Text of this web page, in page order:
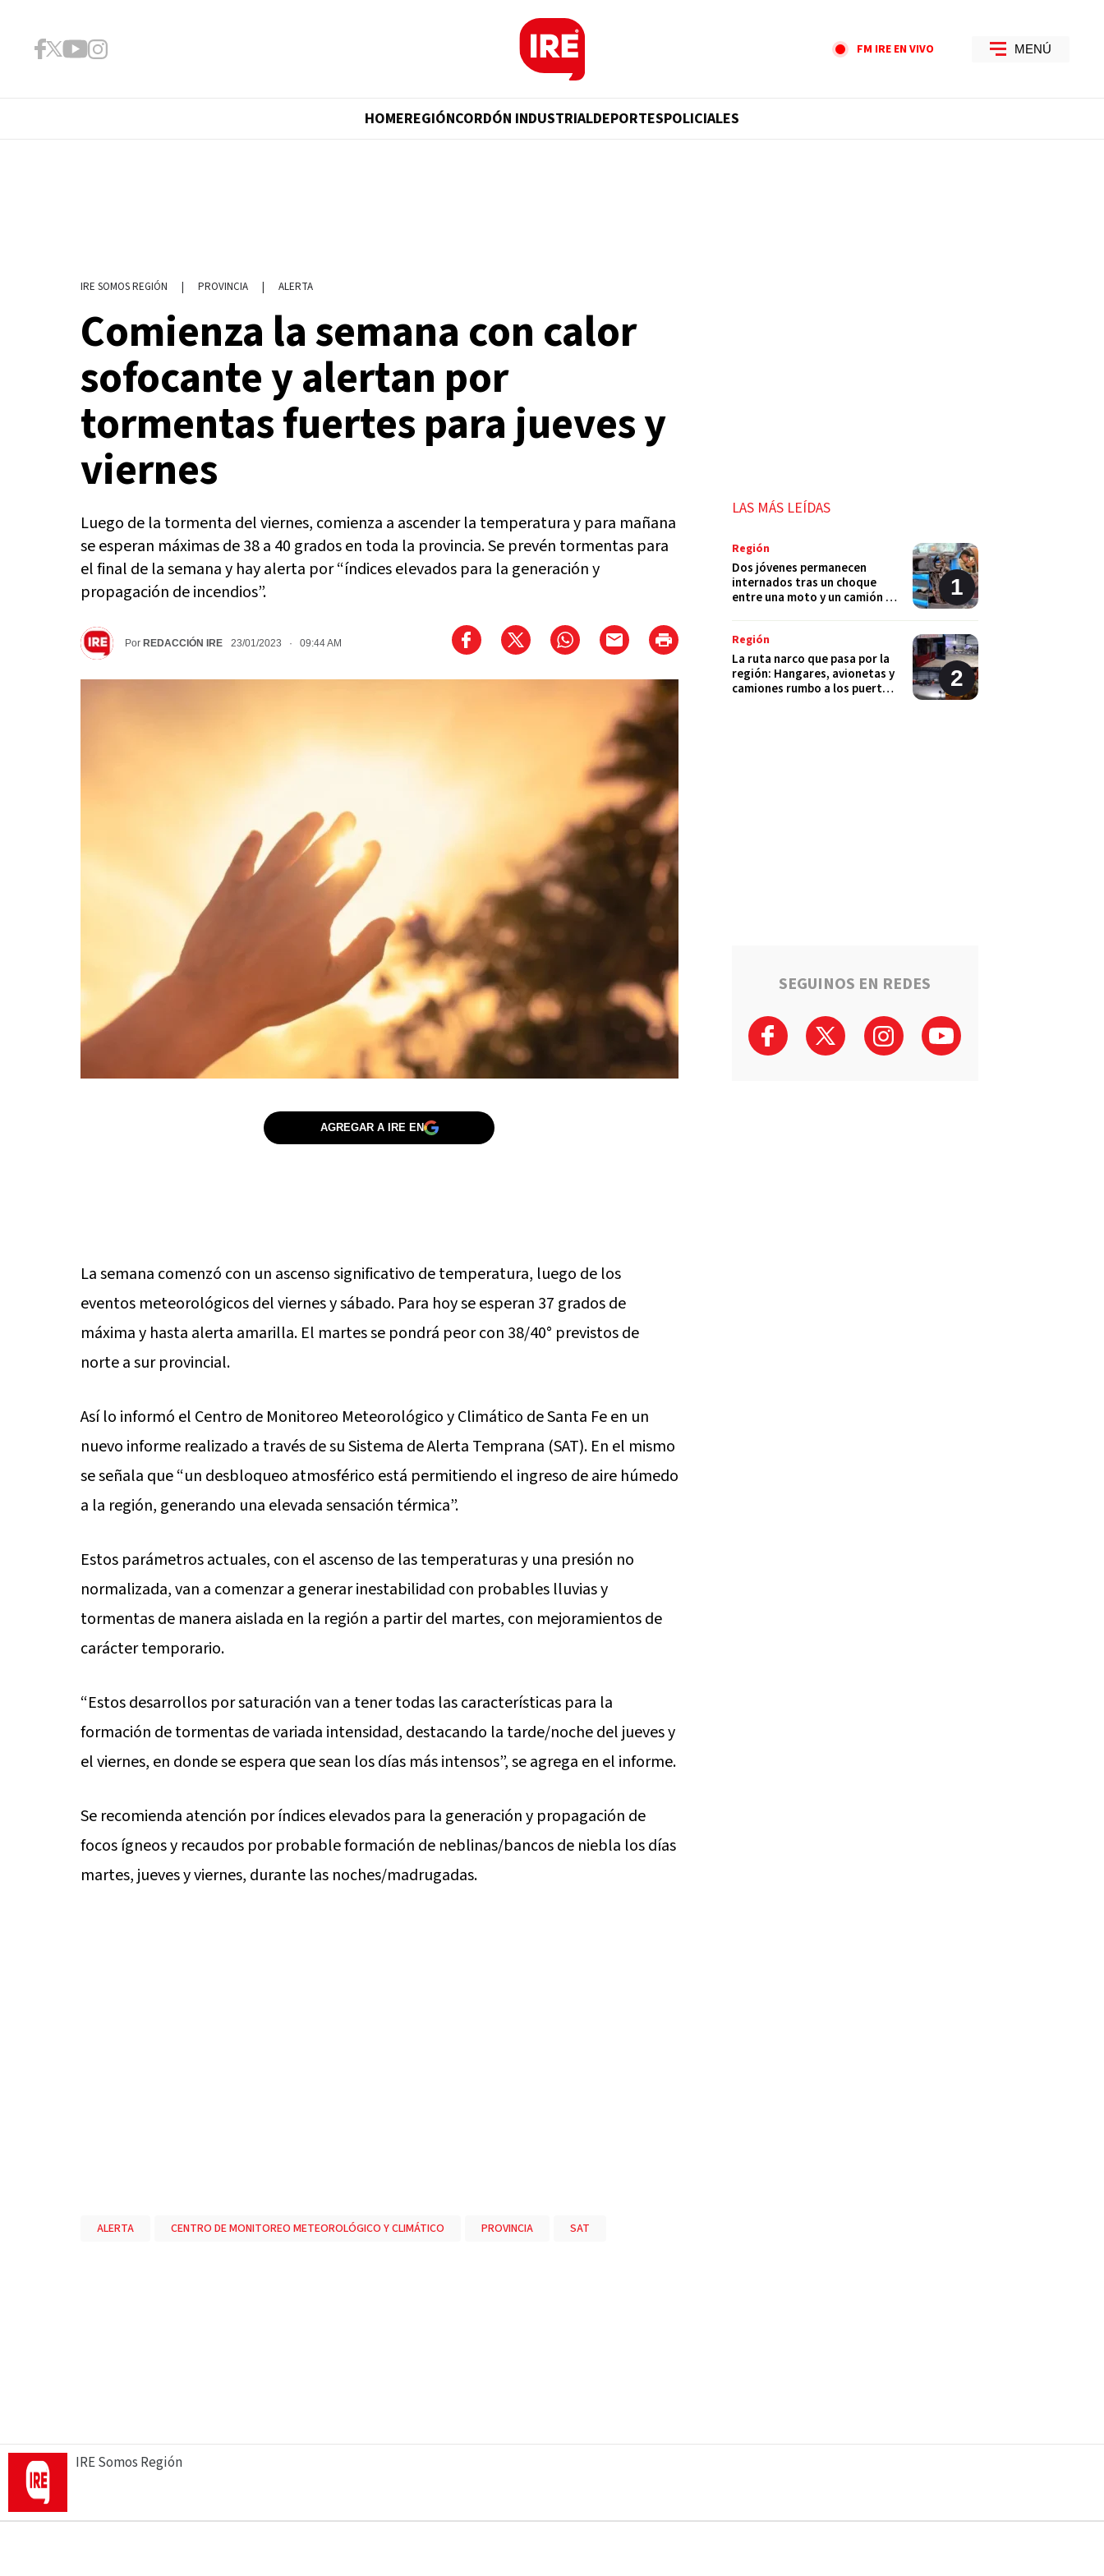
FM IRE EN VIVO MENÚ
HOMEREGIÓNCORDÓN INDUSTRIALDEPORTESPOLICIALES
IRE SOMOS REGIÓN | PROVINCIA | ALERTA
Comienza la semana con calor
sofocante y alertan por
tormentas fuertes para jueves y
viernes
Luego de la tormenta del viernes, comienza a ascender la temperatura y para mañana
se esperan máximas de 38 a 40 grados en toda la provincia. Se prevén tormentas para
el final de la semana y hay alerta por “índices elevados para la generación y
propagación de incendios”.
Por REDACCIÓN IRE 23/01/2023 · 09:44 AM
AGREGAR A IRE EN
La semana comenzó con un ascenso significativo de temperatura, luego de los
eventos meteorológicos del viernes y sábado. Para hoy se esperan 37 grados de
máxima y hasta alerta amarilla. El martes se pondrá peor con 38/40° previstos de
norte a sur provincial.
Así lo informó el Centro de Monitoreo Meteorológico y Climático de Santa Fe en un
nuevo informe realizado a través de su Sistema de Alerta Temprana (SAT). En el mismo
se señala que “un desbloqueo atmosférico está permitiendo el ingreso de aire húmedo
a la región, generando una elevada sensación térmica”.
Estos parámetros actuales, con el ascenso de las temperaturas y una presión no
normalizada, van a comenzar a generar inestabilidad con probables lluvias y
tormentas de manera aislada en la región a partir del martes, con mejoramientos de
carácter temporario.
“Estos desarrollos por saturación van a tener todas las características para la
formación de tormentas de variada intensidad, destacando la tarde/noche del jueves y
el viernes, en donde se espera que sean los días más intensos”, se agrega en el informe.
Se recomienda atención por índices elevados para la generación y propagación de
focos ígneos y recaudos por probable formación de neblinas/bancos de niebla los días
martes, jueves y viernes, durante las noches/madrugadas.
ALERTA CENTRO DE MONITOREO METEOROLÓGICO Y CLIMÁTICO PROVINCIA SAT
LAS MÁS LEÍDAS
Región
Dos jóvenes permanecen
internados tras un choque
entre una moto y un camión en
Región
La ruta narco que pasa por la
región: Hangares, avionetas y
camiones rumbo a los puertos
en Luis PalaciosSEGUINOS EN REDES
IRE Somos Región